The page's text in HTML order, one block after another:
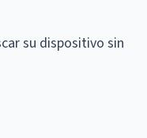
su dispositivo sin